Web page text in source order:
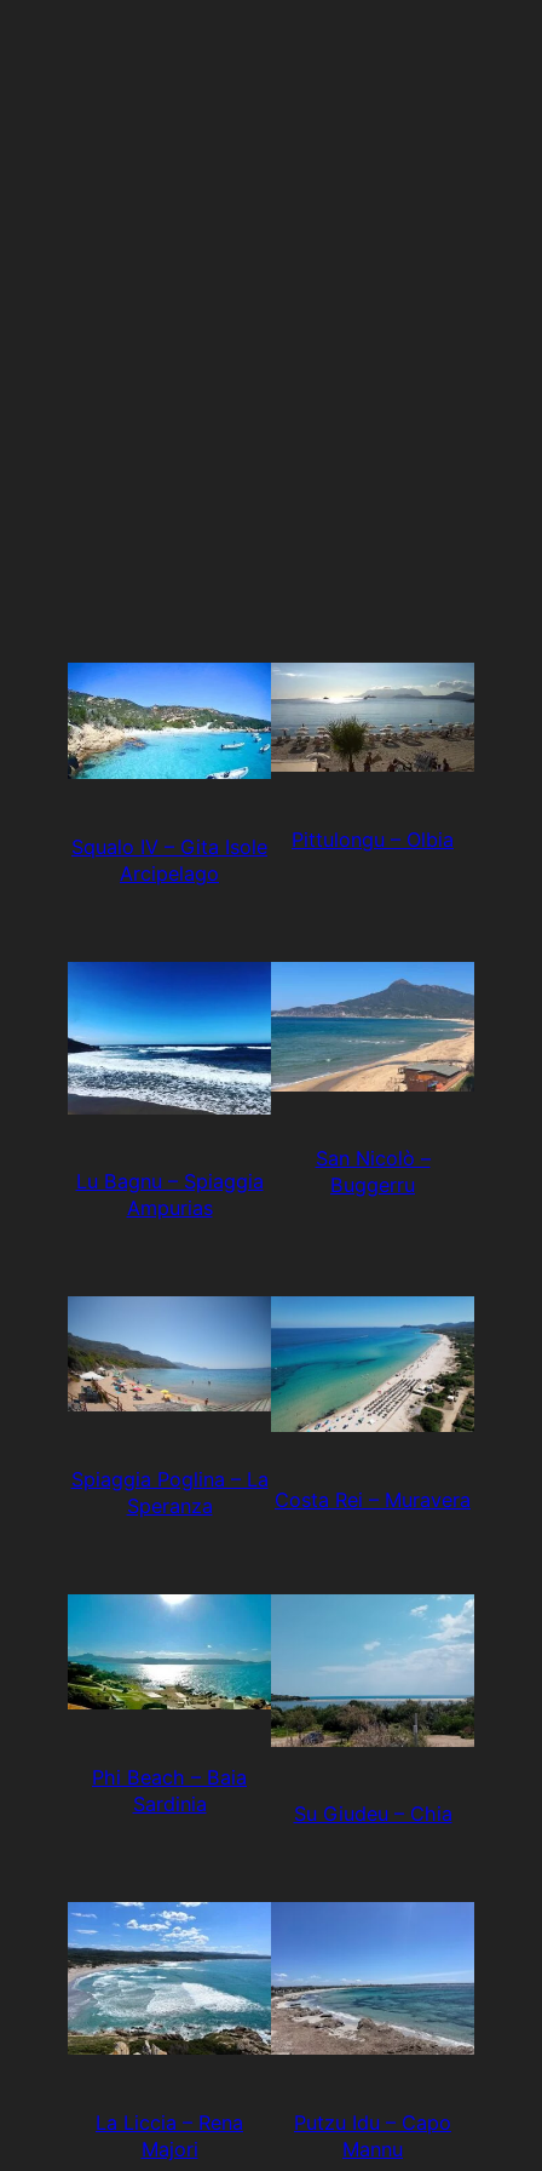
Squalo IV – Gita Isole
Arcipelago
Pittulongu – Olbia
Lu Bagnu – Spiaggia
Ampurias
San Nicolò –
Buggerru
Spiaggia Poglina – La
Speranza
Costa Rei – Muravera
Phi Beach – Baia
Sardinia
Su Giudeu – Chia
La Liccia – Rena
Majori
Putzu Idu – Capo
Mannu